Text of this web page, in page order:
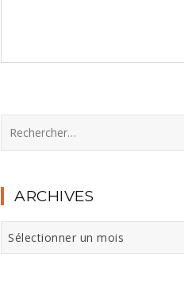
l’article
ARCHIVES
Archives
Sélectionner un mois